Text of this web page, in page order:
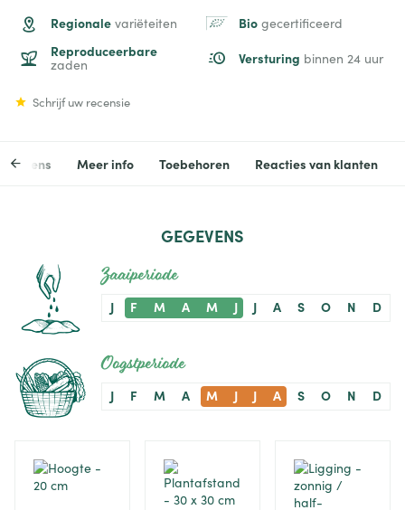
Regionale variëteiten Bio gecertificeerd
Reproduceerbare
zaden Versturing binnen 24 uur
Schrijf uw recensie
Meer info Toebehoren Reacties van klanten
GEGEVENS
Zaaiperiode
J F M A M J J A S O N D
Oogstperiode
J F M A M J J A S O N D